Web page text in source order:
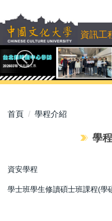
到
主
要
內
容
區
資訊工
首頁 學程介紹
學
資安學程
學士班學生修讀碩士班課程(學